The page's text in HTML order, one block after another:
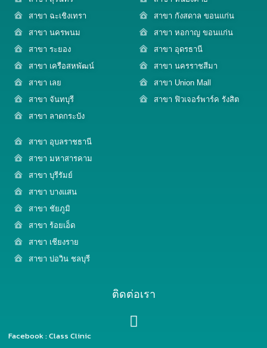
สาขา ฉะเชิงเทรา
สาขา นครพนม
สาขา ระยอง
สาขา เครือสหพัฒน์
สาขา เลย
สาขา จันทบุรี
สาขา ลาดกระบัง
สาขา กังสดาล ขอนแก่น
สาขา หอกาญ ขอนแก่น
สาขา อุดรธานี
สาขา นครราชสีมา
สาขา Union Mall
สาขา ฟิวเจอร์พาร์ค รังสิต
สาขา อุบลราชธานี
สาขา มหาสารคาม
สาขา บุรีรัมย์
สาขา บางแสน
สาขา ชัยภูมิ
สาขา ร้อยเอ็ด
สาขา เชียงราย
สาขา บ่อวิน ชลบุรี
ติดต่อเรา
Facebook : Class Clinic